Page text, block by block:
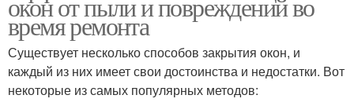
время ремонта
Существует несколько способов закрытия окон, и
каждый из них имеет свои достоинства и недостатки. Вот
некоторые из самых популярных методов: